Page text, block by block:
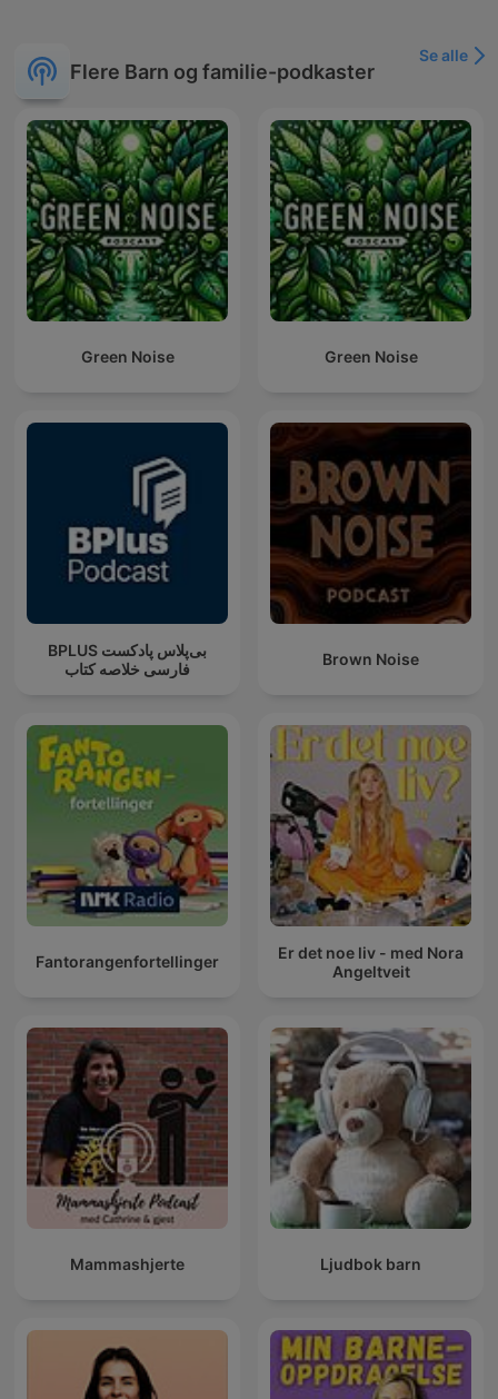
Flere Barn og familie-podkaster
Se alle
Green Noise Green Noise
‌BPLUS بی‌پلاس پادکست
فارسی خلاصه کتاب
Brown Noise
Fantorangenfortellinger
Er det noe liv - med Nora
Angeltveit
Mammashjerte Ljudbok barn